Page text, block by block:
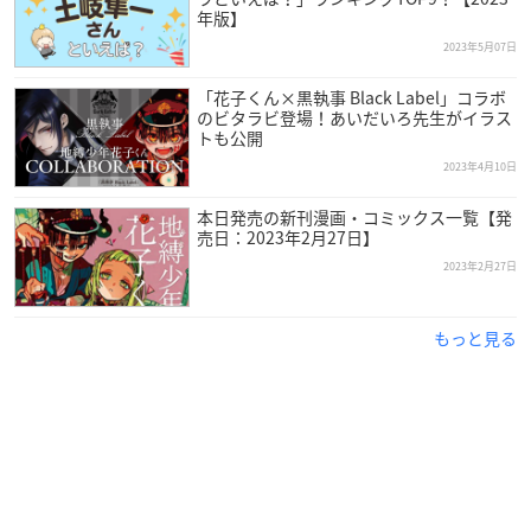
年版】
2023年5月07日
「花子くん×黒執事 Black Label」コラボ
のビタラビ登場！あいだいろ先生がイラス
トも公開
2023年4月10日
本日発売の新刊漫画・コミックス一覧【発
売日：2023年2月27日】
2023年2月27日
もっと見る